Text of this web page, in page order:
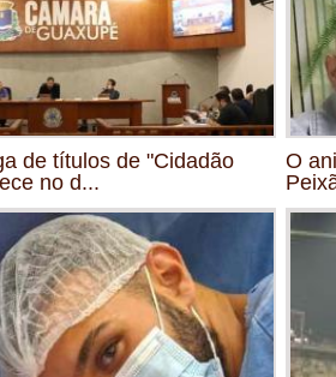
de títulos de "Cidadão
no d...
O